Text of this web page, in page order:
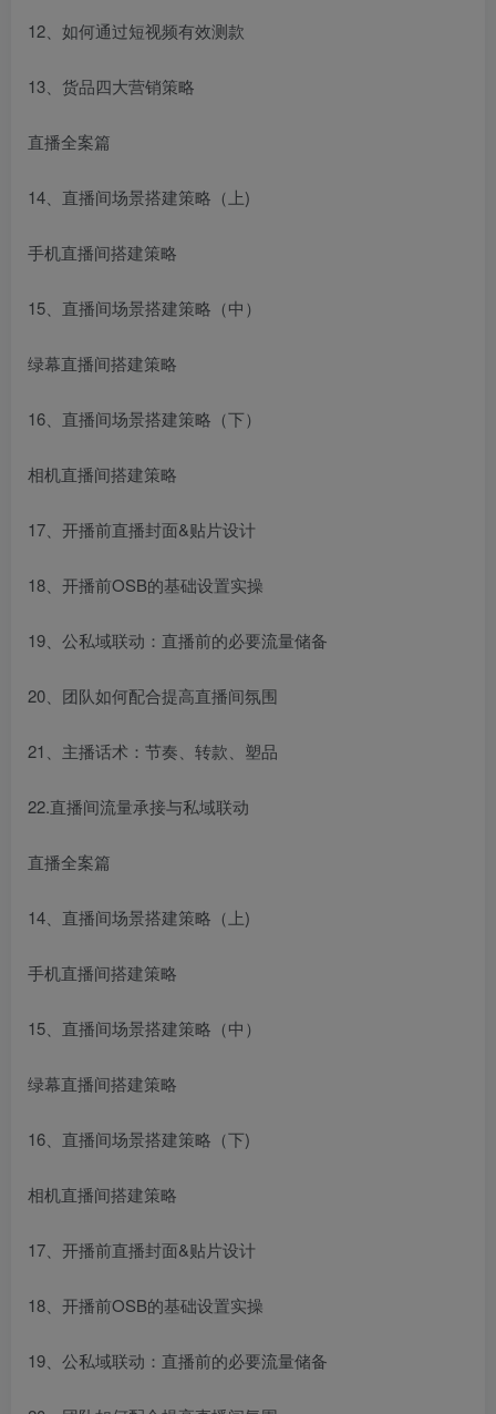
12、如何通过短视频有效测款
13、货品四大营销策略
直播全案篇
14、直播间场景搭建策略（上)
手机直播间搭建策略
15、直播间场景搭建策略（中）
绿幕直播间搭建策略
16、直播间场景搭建策略（下）
相机直播间搭建策略
17、开播前直播封面&贴片设计
18、开播前OSB的基础设置实操
19、公私域联动：直播前的必要流量储备
20、团队如何配合提高直播间氛围
21、主播话术：节奏、转款、塑品
22.直播间流量承接与私域联动
直播全案篇
14、直播间场景搭建策略（上)
手机直播间搭建策略
15、直播间场景搭建策略（中）
绿幕直播间搭建策略
16、直播间场景搭建策略（下)
相机直播间搭建策略
17、开播前直播封面&贴片设计
18、开播前OSB的基础设置实操
19、公私域联动：直播前的必要流量储备